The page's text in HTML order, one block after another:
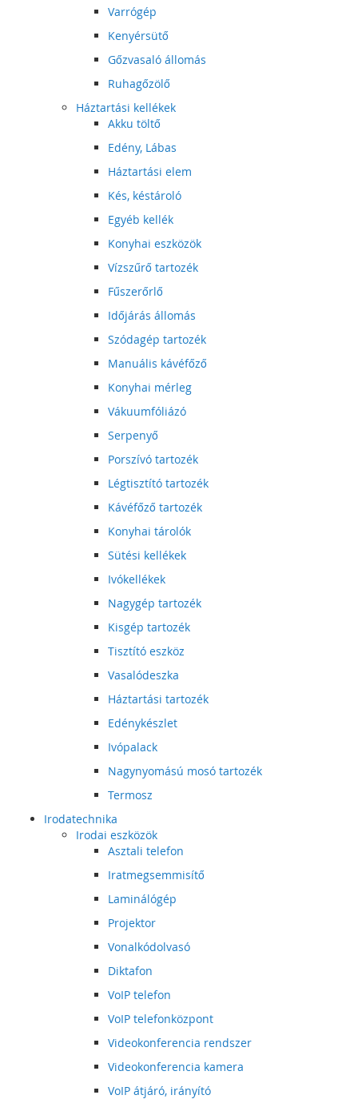
Varrógép
Kenyérsütő
Gőzvasaló állomás
Ruhagőzölő
Háztartási kellékek
Akku töltő
Edény, Lábas
Háztartási elem
Kés, késtároló
Egyéb kellék
Konyhai eszközök
Vízszűrő tartozék
Fűszerőrlő
Időjárás állomás
Szódagép tartozék
Manuális kávéfőző
Konyhai mérleg
Vákuumfóliázó
Serpenyő
Porszívó tartozék
Légtisztító tartozék
Kávéfőző tartozék
Konyhai tárolók
Sütési kellékek
Ivókellékek
Nagygép tartozék
Kisgép tartozék
Tisztító eszköz
Vasalódeszka
Háztartási tartozék
Edénykészlet
Ivópalack
Nagynyomású mosó tartozék
Termosz
Irodatechnika
Irodai eszközök
Asztali telefon
Iratmegsemmisítő
Laminálógép
Projektor
Vonalkódolvasó
Diktafon
VoIP telefon
VoIP telefonközpont
Videokonferencia rendszer
Videokonferencia kamera
VoIP átjáró, irányító